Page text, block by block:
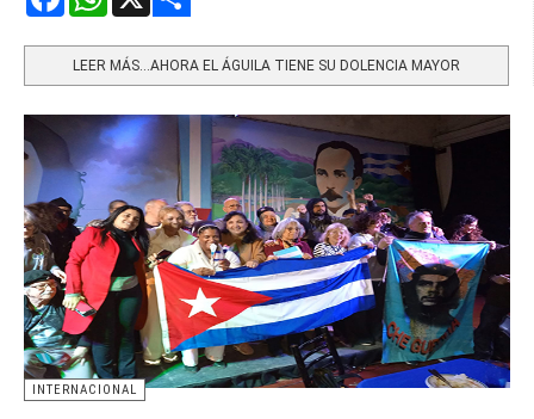
LEER MÁS…AHORA EL ÁGUILA TIENE SU DOLENCIA MAYOR
INTERNACIONAL